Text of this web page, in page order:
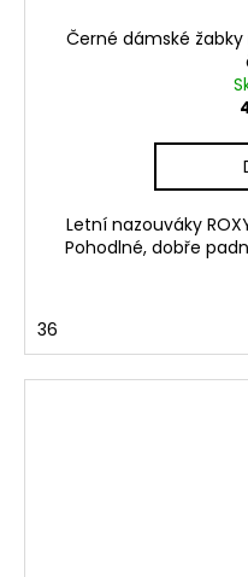
Černé dámské žabky
Letní nazouváky
Pohodlné, dobře
36